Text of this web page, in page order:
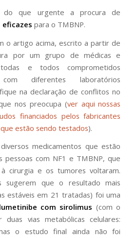
do que urgente a procura de
para o TMBNP.
o artigo acima, escrito a partir de
por um grupo de médicas e
e todos comprometidos
com diferentes laboratórios
na declaração de conflitos no
nos preocupa (ver aqui nossas
financiados pelos fabricantes
estão sendo testados).
medicamentos que estão
pessoas com NF1 e TMBNP, que
cirurgia e os tumores voltaram.
sugerem que o resultado mais
estáveis em 21 tratadas) foi uma
com sirolimus (com o
vias metabólicas celulares:
o estudo final ainda não foi